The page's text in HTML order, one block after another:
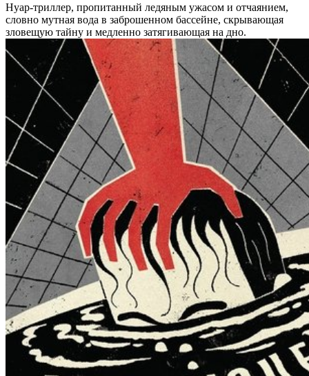
Нуар-триллер, пропитанный ледяным ужасом и отчаянием,
словно мутная вода в заброшенном бассейне, скрывающая
зловещую тайну и медленно затягивающая на дно.